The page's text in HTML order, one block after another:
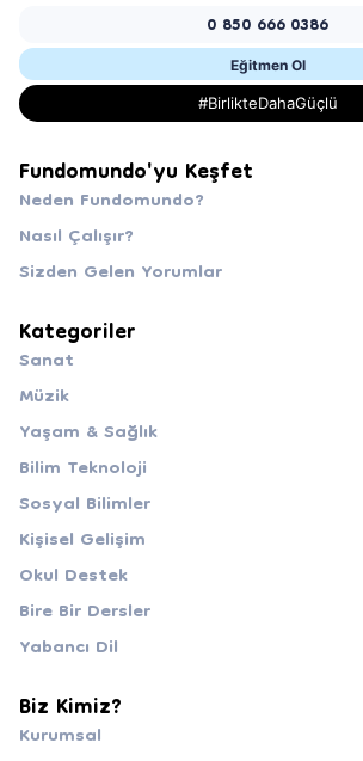
0 850 666 0386
Eğitmen Ol
#BirlikteDahaGüçlü
Fundomundo'yu Keşfet
Neden Fundomundo?
Nasıl Çalışır?
Sizden Gelen Yorumlar
Kategoriler
Sanat
Müzik
Yaşam & Sağlık
Bilim Teknoloji
Sosyal Bilimler
Kişisel Gelişim
Okul Destek
Bire Bir Dersler
Yabancı Dil
Biz Kimiz?
Kurumsal